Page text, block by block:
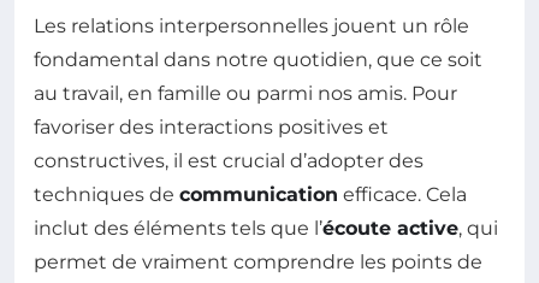
Les relations interpersonnelles jouent un rôle
fondamental dans notre quotidien, que ce soit
au travail, en famille ou parmi nos amis. Pour
favoriser des interactions positives et
constructives, il est crucial d’adopter des
techniques de communication efficace. Cela
inclut des éléments tels que l’écoute active, qui
permet de vraiment comprendre les points de